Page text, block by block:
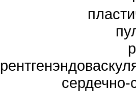
сердечно-